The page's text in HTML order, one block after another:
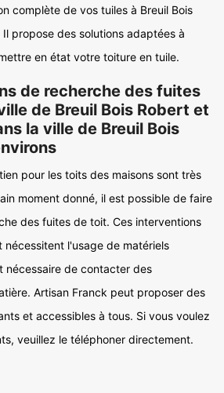
complète de vos tuiles à Breuil Bois
propose des solutions adaptées à
en état votre toiture en tuile.
de recherche des fuites
de Breuil Bois Robert et
la ville de Breuil Bois
pour les toits des maisons sont très
moment donné, il est possible de faire
des fuites de toit. Ces interventions
l'usage de matériels
nécessaire de contacter des
Artisan Franck peut proposer des
et accessibles à tous. Si vous voulez
veuillez le téléphoner directement.